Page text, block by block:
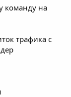
команду на
трафика с